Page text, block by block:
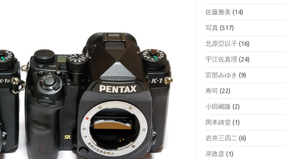
佐藤雅美 (14)
写真 (517)
北原亞以子 (16)
宇江佐真理 (24)
宮部みゆき (9)
寿司 (22)
小田嶋隆 (2)
岡本綺堂 (1)
岩井三四二 (6)
岸政彦 (1)